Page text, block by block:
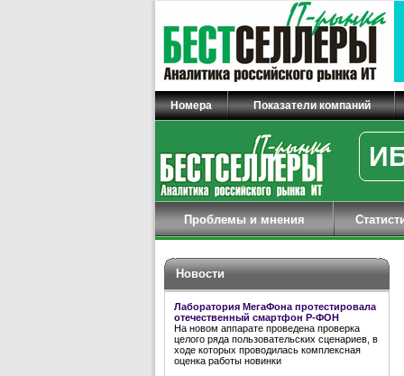
Номера Показатели компаний
Проблемы и мнения
Новости
Лаборатория МегаФона протестировала
отечественный смартфон Р-ФОН
На новом аппарате проведена проверка
целого ряда пользовательских сценариев, в
ходе которых проводилась комплексная
оценка работы новинки